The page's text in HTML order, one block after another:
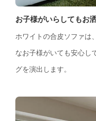
お子様がいらしてもお
ホワイトの合皮ソファは
なお子様がいても安心し
グを演出します。